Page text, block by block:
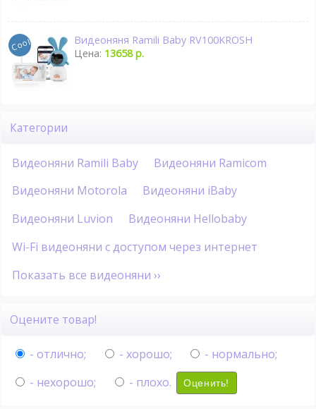
Видеоняня Ramili Baby RV100KROSH
Цена: 13658 р.
Категории
Видеоняни Ramili Baby
Видеоняни Ramicom
Видеоняни Motorola
Видеоняни iBaby
Видеоняни Luvion
Видеоняни Hellobaby
Wi-Fi видеоняни с доступом через интернет
Показать все видеоняни ››
Оцените товар!
- отлично; - хорошо;
- нормально;
- нехорошо;
- плохо. Оценить!